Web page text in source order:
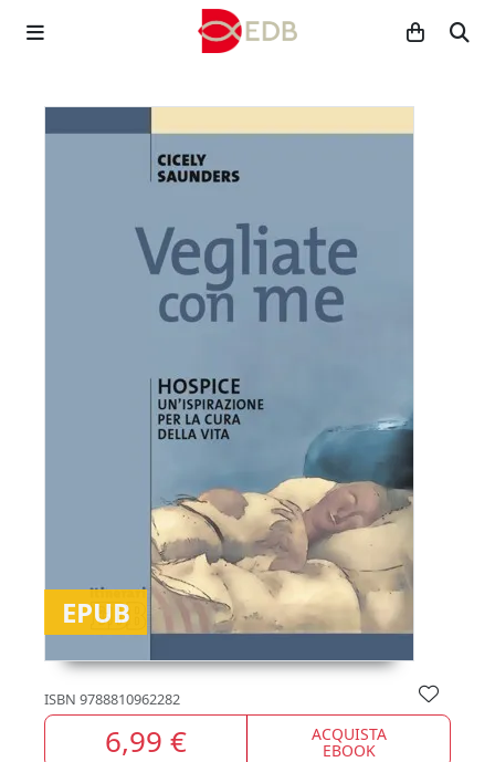
EPUB
ISBN 9788810962282
6,99 € ACQUISTA
EBOOK